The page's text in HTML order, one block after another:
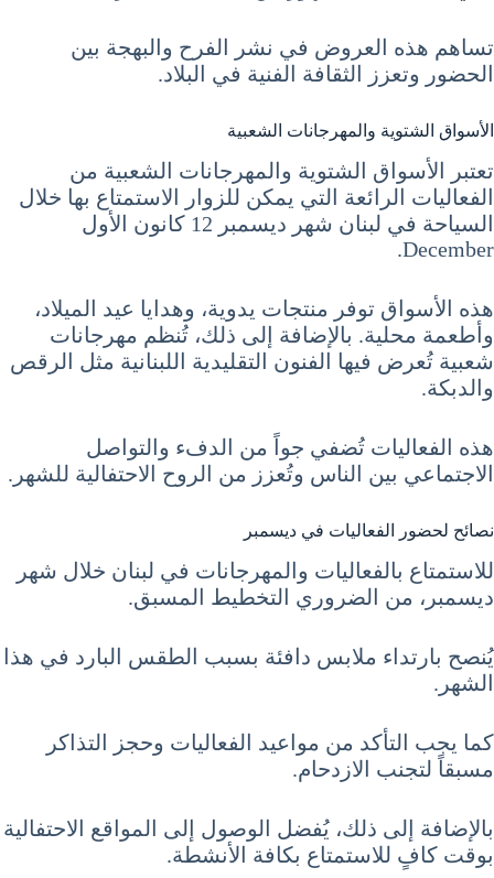
تساهم هذه العروض في نشر الفرح والبهجة بين
الحضور وتعزز الثقافة الفنية في البلاد.
الأسواق الشتوية والمهرجانات الشعبية
تعتبر الأسواق الشتوية والمهرجانات الشعبية من
الفعاليات الرائعة التي يمكن للزوار الاستمتاع بها خلال
السياحة في لبنان شهر ديسمبر 12 كانون الأول
December.
هذه الأسواق توفر منتجات يدوية، وهدايا عيد الميلاد،
وأطعمة محلية. بالإضافة إلى ذلك، تُنظم مهرجانات
شعبية تُعرض فيها الفنون التقليدية اللبنانية مثل الرقص
والدبكة.
هذه الفعاليات تُضفي جواً من الدفء والتواصل
الاجتماعي بين الناس وتُعزز من الروح الاحتفالية للشهر.
نصائح لحضور الفعاليات في ديسمبر
للاستمتاع بالفعاليات والمهرجانات في لبنان خلال شهر
ديسمبر، من الضروري التخطيط المسبق.
يُنصح بارتداء ملابس دافئة بسبب الطقس البارد في هذا
الشهر.
كما يجب التأكد من مواعيد الفعاليات وحجز التذاكر
مسبقاً لتجنب الازدحام.
بالإضافة إلى ذلك، يُفضل الوصول إلى المواقع الاحتفالية
بوقت كافٍ للاستمتاع بكافة الأنشطة.